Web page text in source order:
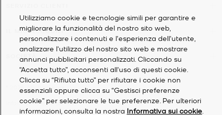
IL MIO ACCOUNT
Michael Kors
Informativa sulla privacy
Utilizziamo cookie e tecnologie simili per garantire e
migliorare la funzionalità del nostro sito web,
personalizzare i contenuti e l'esperienza dell'utente,
analizzare l'utilizzo del nostro sito web e mostrare
annunci pubblicitari personalizzati. Cliccando su
“Accetta tutto”, acconsenti all'uso di questi cookie.
Clicca su “Rifiuta tutto” per rifiutare i cookie non
essenziali oppure clicca su “Gestisci preferenze
cookie” per selezionare le tue preferenze. Per ulteriori
informazioni, consulta la nostra Informativa sui cookie.